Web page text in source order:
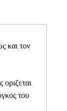
και τον
του